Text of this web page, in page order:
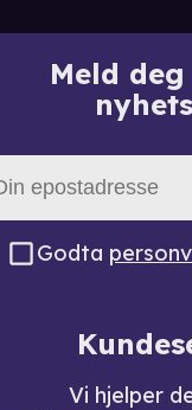
Meld
Godta
Vi hjelper